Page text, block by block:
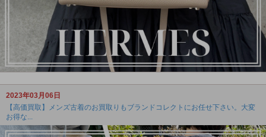
2023年03月06日
【高価買取】メンズ古着のお買取りもブランドコレクトにお任せ下さい。大変
お得な...